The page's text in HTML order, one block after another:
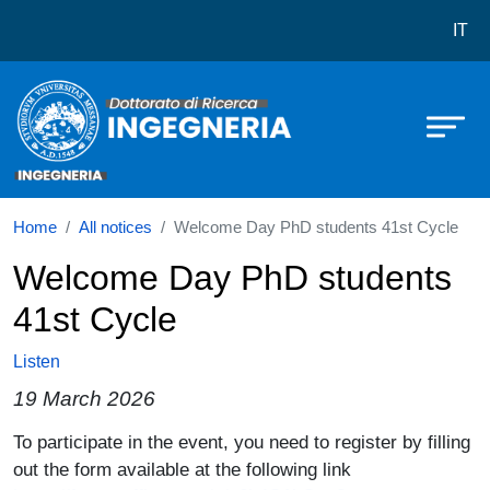
IT
Home All notices Welcome Day PhD students 41st Cycle
Welcome Day PhD students
41st Cycle
Listen
19 March 2026
Paragrafo
To participate in the event, you need to register by filling
out the form available at the following link